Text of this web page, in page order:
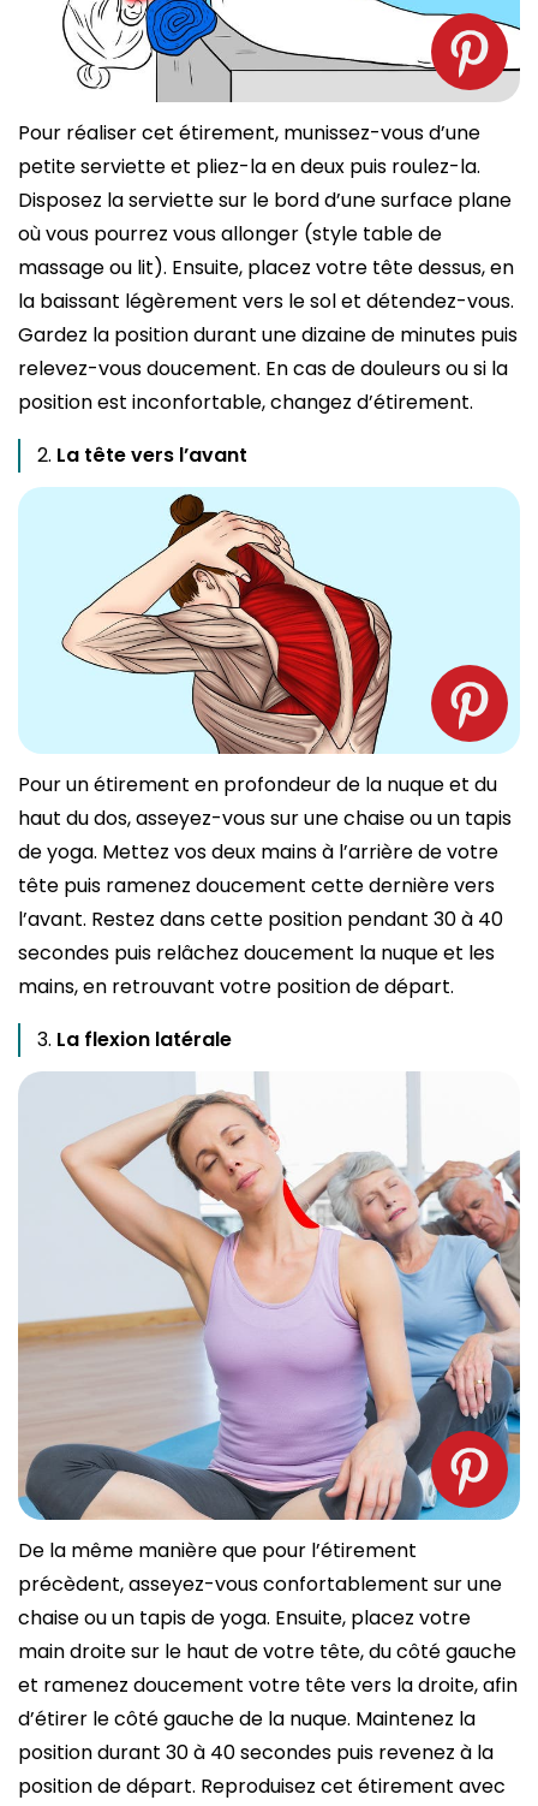
Pour réaliser cet étirement, munissez-vous d’une
petite serviette et pliez-la en deux puis roulez-la.
Disposez la serviette sur le bord d’une surface plane
où vous pourrez vous allonger (style table de
massage ou lit). Ensuite, placez votre tête dessus, en
la baissant légèrement vers le sol et détendez-vous.
Gardez la position durant une dizaine de minutes puis
relevez-vous doucement. En cas de douleurs ou si la
position est inconfortable, changez d’étirement.
La tête vers l’avant
Pour un étirement en profondeur de la nuque et du
haut du dos, asseyez-vous sur une chaise ou un tapis
de yoga. Mettez vos deux mains à l’arrière de votre
tête puis ramenez doucement cette dernière vers
l’avant. Restez dans cette position pendant 30 à 40
secondes puis relâchez doucement la nuque et les
mains, en retrouvant votre position de départ.
La flexion latérale
De la même manière que pour l’étirement
précèdent, asseyez-vous confortablement sur une
chaise ou un tapis de yoga. Ensuite, placez votre
main droite sur le haut de votre tête, du côté gauche
et ramenez doucement votre tête vers la droite, afin
d’étirer le côté gauche de la nuque. Maintenez la
position durant 30 à 40 secondes puis revenez à la
position de départ. Reproduisez cet étirement avec